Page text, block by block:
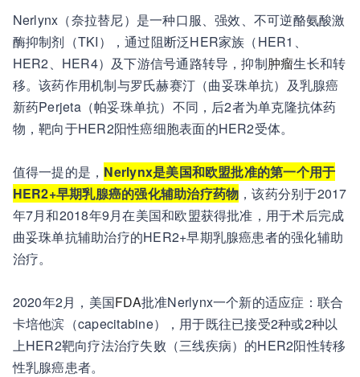
Nerlynx（奈拉替尼）是一种口服、强效、不可逆酪氨酸激
酶抑制剂（TKI），通过阻断泛HER家族（HER1、
HER2、HER4）及下游信号通路转导，抑制肿瘤生长和转
移。该药作用机制与罗氏赫赛汀（曲妥珠单抗）及乳腺癌
新药Perjeta（帕妥珠单抗）不同，后2者为单克隆抗体药
物，靶向于HER2阳性癌细胞表面的HER2受体。
值得一提的是， Nerlynx是美国和欧盟批准的第一个用于
HER2+早期乳腺癌的强化辅助治疗药物 ，该药分别于2017
年7月和2018年9月在美国和欧盟获得批准，用于术后完成
曲妥珠单抗辅助治疗的HER2+早期乳腺癌患者的强化辅助
治疗。
2020年2月，美国FDA批准Nerlynx一个新的适应症：联合
卡培他滨（capecitabine），用于既往已接受2种或2种以
上HER2靶向疗法治疗失败（三线疾病）的HER2阳性转移
性乳腺癌患者。